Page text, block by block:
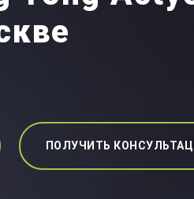
ПОЛУЧИТЬ